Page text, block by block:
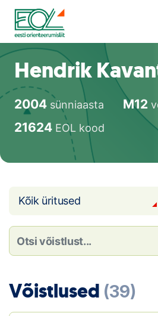
Liigu
sisu
juurde
Estonian Orienteering Federation
Uudised
Alustajale
Orienteerujale
Eesti Orienteerumine 100!
Noored
Kontakt
Hendrik
2004 sünniaasta M12
21624 EOL kood
Kõik üritused
Võistlused (39)